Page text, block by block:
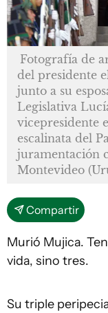
Fotografía de
del presidente
junto a su
Legislativa
vicepresidente
escalinata del
juramentación
Montevideo
Compartir
Murió Mujica.
vida, sino tres.
Su triple